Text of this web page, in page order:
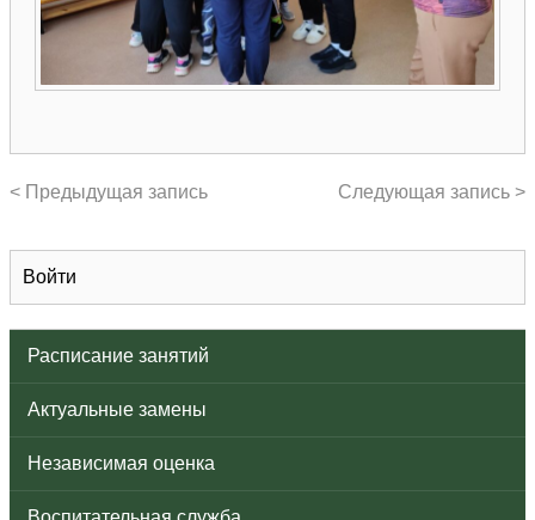
Войти
Расписание занятий
Актуальные замены
Независимая оценка
< Предыдущая запись Следующая запись >